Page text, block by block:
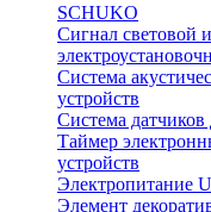
SCHUKO
Сигнал световой
Система
устройств
Система
Таймер
устройств
Электропитание
Элемент